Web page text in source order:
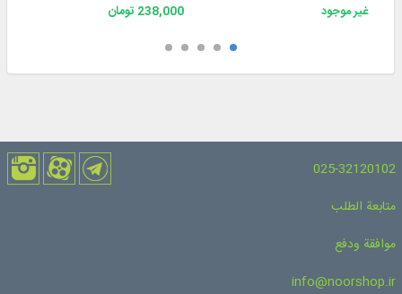
غير موجود
238,000 تومان
025-32120102
متابعة الطلب
موافقة ودفع
info@noorshop.ir